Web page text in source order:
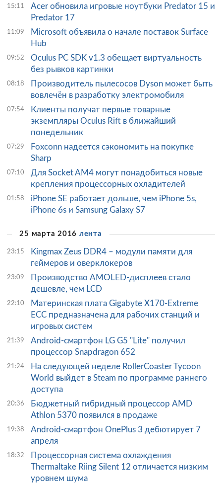
15:11
Acer обновила игровые ноутбуки Predator 15 и
Predator 17
11:09
Microsoft объявила о начале поставок Surface
Hub
09:52
Oculus PC SDK v1.3 обещает виртуальность
без рывков картинки
08:18
Производитель пылесосов Dyson может быть
вовлечён в разработку электромобиля
07:54
Клиенты получат первые товарные
экземпляры Oculus Rift в ближайший
понедельник
07:29
Foxconn надеется сэкономить на покупке
Sharp
07:10
Для Socket AM4 могут понадобиться новые
крепления процессорных охладителей
01:58
iPhone SE работает дольше, чем iPhone 5s,
iPhone 6s и Samsung Galaxy S7
25 марта 2016 лента
23:15
Kingmax Zeus DDR4 – модули памяти для
геймеров и оверклокеров
23:09
Производство AMOLED-дисплеев стало
дешевле, чем LCD
22:10
Материнская плата Gigabyte X170-Extreme
ECC предназначена для рабочих станций и
игровых систем
21:39
Android-смартфон LG G5 "Lite" получил
процессор Snapdragon 652
21:24
На следующей неделе RollerCoaster Tycoon
World выйдет в Steam по программе раннего
доступа
20:36
Бюджетный гибридный процессор AMD
Athlon 5370 появился в продаже
19:38
Android-смартфон OnePlus 3 дебютирует 7
апреля
18:32
Процессорная система охлаждения
Thermaltake Riing Silent 12 отличается низким
уровнем шума